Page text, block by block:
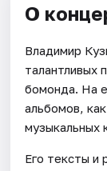
О
Владимир
талантливых
бомонда. На
альбомов,
музыкальных
Его тексты и